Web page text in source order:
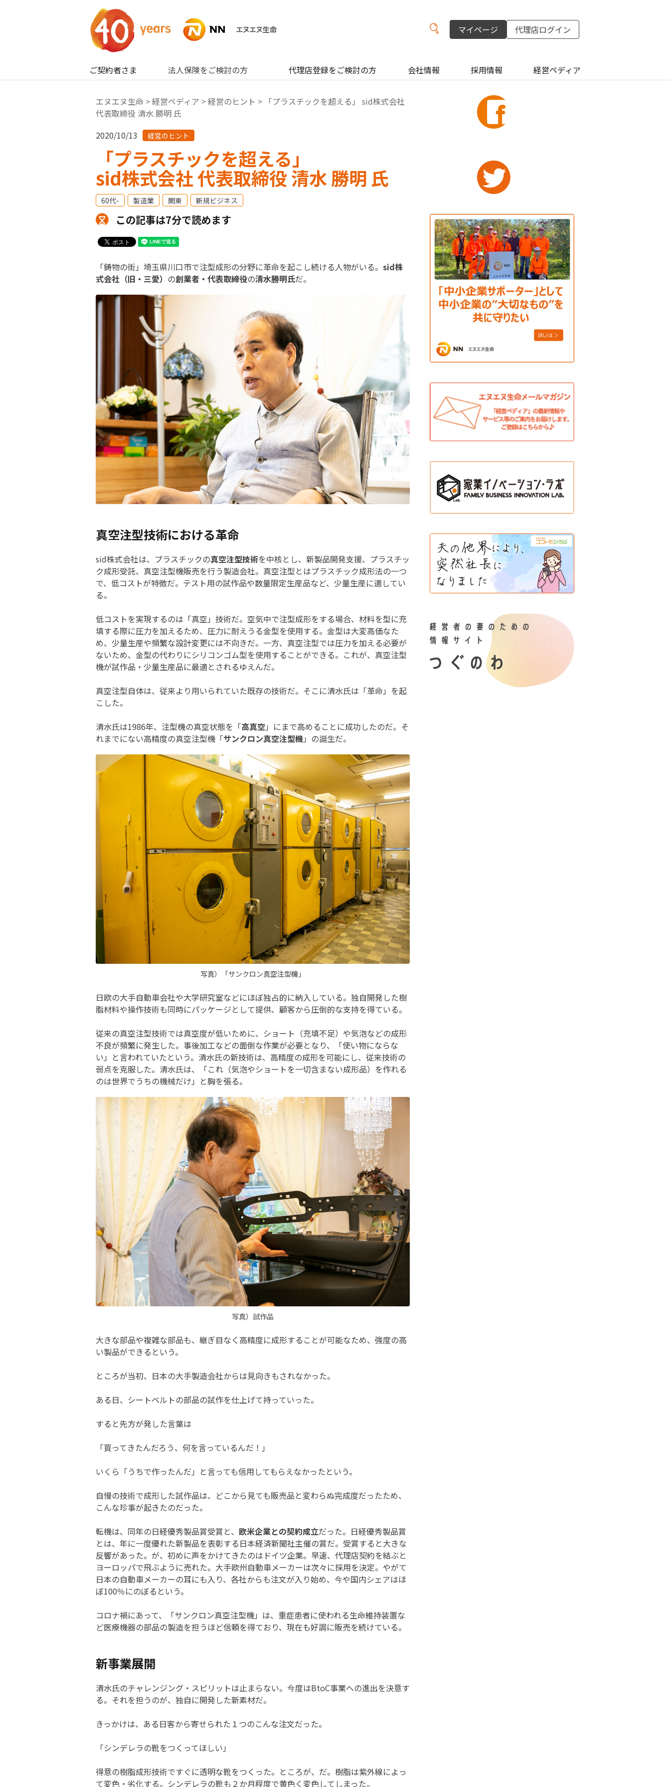
ご契約者さま 法人保険をご検討の方 代理店登録をご検討の方 会社情報 採用情報 経営ペディア
マイページ 代理店ログイン
エヌエヌ生命 >経営ペディア >経営のヒント > 「プラスチックを超える」 sid株式会社
代表取締役 清水 勝明 氏
2020/10/13
経営のヒント
「プラスチックを超える」
sid株式会社 代表取締役 清水 勝明 氏
60代- 製造業 関東 新規ビジネス
この記事は7分で読めます
「鋳物の街」埼玉県川口市で注型成形の分野に革命を起こし続ける人物がいる。 sid株
式会社（旧・三愛） の創業者・代表取締役の清水勝明氏だ。
真空注型技術における革命
sid株式会社は、プラスチックの真空注型技術を中核とし、新製品開発支援、プラスチッ
ク成形受託、真空注型機販売を行う製造会社。真空注型とはプラスチック成形法の一つ
で、低コストが特徴だ。テスト用の試作品や数量限定生産品など、少量生産に適してい
る。
低コストを実現するのは「真空」技術だ。空気中で注型成形をする場合、材料を型に充
填する際に圧力を加えるため、圧力に耐えうる金型を使用する。金型は大変高価なた
め、少量生産や頻繁な設計変更には不向きだ。一方、真空注型では圧力を加える必要が
ないため、金型の代わりにシリコンゴム型を使用することができる。これが、真空注型
機が試作品・少量生産品に最適とされるゆえんだ。
真空注型自体は、従来より用いられていた既存の技術だ。そこに清水氏は「革命」を起
こした。
清水氏は1986年、注型機の真空状態を「高真空 」にまで高めることに成功したのだ。そ
れまでにない高精度の真空注型機「サンクロン真空注型機」の誕生だ。
写真）「サンクロン真空注型機」
日欧の大手自動車会社や大学研究室などにほぼ独占的に納入している。独自開発した樹
脂材料や操作技術も同時にパッケージとして提供、顧客から圧倒的な支持を得ている。
従来の真空注型技術では真空度が低いために、ショート（充填不足）や気泡などの成形
不良が頻繁に発生した。事後加工などの面倒な作業が必要となり、「使い物にならな
い」と言われていたという。清水氏の新技術は、高精度の成形を可能にし、従来技術の
弱点を克服した。清水氏は、「これ（気泡やショートを一切含まない成形品）を作れる
のは世界でうちの機械だけ」と胸を張る。
写真）試作品
大きな部品や複雑な部品も、継ぎ目なく高精度に成形することが可能なため、強度の高
い製品ができるという。
ところが当初、日本の大手製造会社からは見向きもされなかった。
ある日、シートベルトの部品の試作を仕上げて持っていった。
すると先方が発した言葉は
「買ってきたんだろう、何を言っているんだ！」
いくら「うちで作ったんだ」と言っても信用してもらえなかったという。
自慢の技術で成形した試作品は、どこから見ても販売品と変わらぬ完成度だったため、
こんな珍事が起きたのだった。
転機は、同年の日経優秀製品賞受賞と、 欧米企業との契約成立だった。日経優秀製品賞
とは、年に一度優れた新製品を表彰する日本経済新聞社主催の賞だ。受賞すると大きな
反響があった。が、初めに声をかけてきたのはドイツ企業。早速、代理店契約を結ぶと
ヨーロッパで飛ぶように売れた。大手欧州自動車メーカーは次々に採用を決定。やがて
日本の自動車メーカーの耳にも入り、各社からも注文が入り始め、今や国内シェアはほ
ぼ100％にのぼるという。
コロナ禍にあって、「サンクロン真空注型機」は、重症患者に使われる生命維持装置な
ど医療機器の部品の製造を担うほど信頼を得ており、現在も好調に販売を続けている。
新事業展開
清水氏のチャレンジング・スピリットは止まらない。今度はBtoC事業への進出を決意す
る。それを担うのが、独自に開発した新素材だ。
きっかけは、ある日客から寄せられた１つのこんな注文だった。
「シンデレラの靴をつくってほしい」
得意の樹脂成形技術ですぐに透明な靴をつくった。ところが、だ。樹脂は紫外線によっ
て変色・劣化する。シンデレラの靴も２か月程度で黄色く変色してしまった。